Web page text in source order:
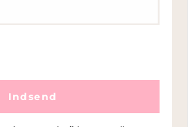
Indsend